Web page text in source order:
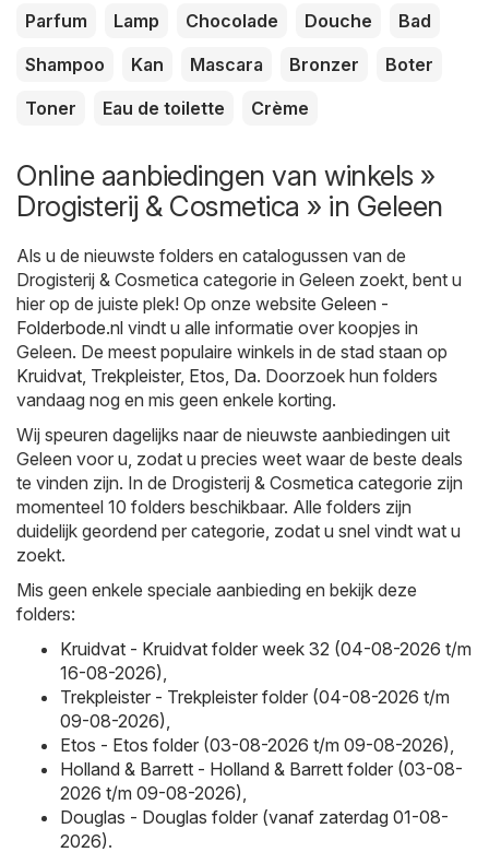
Parfum Lamp Chocolade Douche
Bad
Shampoo
Kan Mascara Bronzer
Boter
Toner
Eau de toilette Crème
Online aanbiedingen van winkels »
Drogisterij & Cosmetica » in Geleen
Als u de nieuwste folders en catalogussen van de
Drogisterij & Cosmetica categorie in Geleen zoekt, bent u
hier op de juiste plek! Op onze website Geleen -
Folderbode.nl vindt u alle informatie over koopjes in
Geleen. De meest populaire winkels in de stad staan op
Kruidvat, Trekpleister, Etos, Da. Doorzoek hun folders
vandaag nog en mis geen enkele korting.
Wij speuren dagelijks naar de nieuwste aanbiedingen uit
Geleen voor u, zodat u precies weet waar de beste deals
te vinden zijn. In de Drogisterij & Cosmetica categorie zijn
momenteel 10 folders beschikbaar. Alle folders zijn
duidelijk geordend per categorie, zodat u snel vindt wat u
zoekt.
Mis geen enkele speciale aanbieding en bekijk deze
folders:
Kruidvat - Kruidvat folder week 32 (04-08-2026 t/m
16-08-2026),
Trekpleister - Trekpleister folder (04-08-2026 t/m
09-08-2026),
Etos - Etos folder (03-08-2026 t/m 09-08-2026),
Holland & Barrett - Holland & Barrett folder (03-08-
2026 t/m 09-08-2026),
Douglas - Douglas folder (vanaf zaterdag 01-08-
2026).